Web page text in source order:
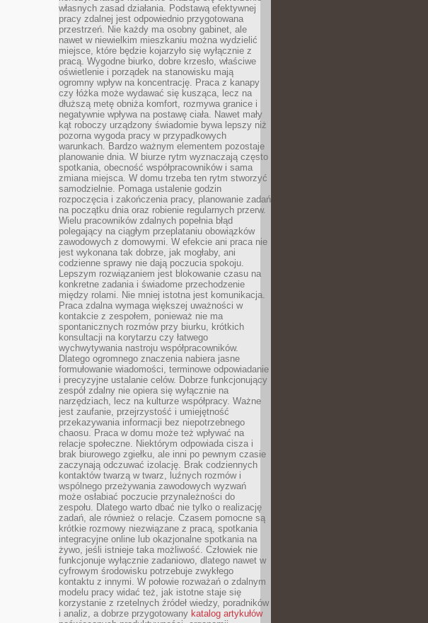
własnych zasad działania. Podstawą efektywnej
pracy zdalnej jest odpowiednio przygotowana
przestrzeń. Nie każdy ma osobny gabinet, ale
nawet w niewielkim mieszkaniu można wydzielić
miejsce, które będzie kojarzyło się wyłącznie z
pracą. Wygodne biurko, dobre krzesło, właściwe
oświetlenie i porządek na stanowisku mają
ogromny wpływ na koncentrację. Praca z kanapy
czy łóżka może wydawać się kusząca, lecz na
dłuższą metę obniża komfort, rozmywa granice i
negatywnie wpływa na postawę ciała. Nawet mały
kąt roboczy urządzony świadomie bywa lepszy niż
pozorna wygoda pracy w przypadkowych
warunkach. Bardzo ważnym elementem pozostaje
planowanie dnia. W biurze rytm wyznaczają często
spotkania, obecność współpracowników i sama
zmiana miejsca. W domu trzeba ten rytm stworzyć
samodzielnie. Pomaga ustalenie godzin
rozpoczęcia i zakończenia pracy, planowanie zadań
na początku dnia oraz robienie regularnych przerw.
Wielu pracowników zdalnych popełnia błąd
polegający na ciągłym przeplataniu obowiązków
zawodowych z domowymi. W efekcie ani praca nie
jest wykonana tak dobrze, jak mogłaby, ani
codzienne sprawy nie dają poczucia spokoju.
Lepszym rozwiązaniem jest blokowanie czasu na
konkretne zadania i świadome przechodzenie
między rolami. Nie mniej istotna jest komunikacja.
Praca zdalna wymaga większej uważności w
kontakcie z zespołem, ponieważ nie ma
spontanicznych rozmów przy biurku, krótkich
konsultacji na korytarzu czy łatwego
wychwytywania nastroju współpracowników.
Dlatego ogromnego znaczenia nabiera jasne
formułowanie wiadomości, terminowe odpowiadanie
i precyzyjne ustalanie celów. Dobrze funkcjonujący
zespół zdalny nie opiera się wyłącznie na
narzędziach, lecz na kulturze współpracy. Ważne
jest zaufanie, przejrzystość i umiejętność
przekazywania informacji bez niepotrzebnego
chaosu. Praca w domu może też wpływać na
relacje społeczne. Niektórym odpowiada cisza i
brak biurowego zgiełku, ale inni po pewnym czasie
zaczynają odczuwać izolację. Brak codziennych
kontaktów twarzą w twarz, luźnych rozmów i
wspólnego przeżywania zawodowych wyzwań
może osłabiać poczucie przynależności do
zespołu. Dlatego warto dbać nie tylko o realizację
zadań, ale również o relacje. Czasem pomocne są
krótkie rozmowy niezwiązane z pracą, spotkania
integracyjne online lub okazjonalne spotkania na
żywo, jeśli istnieje taka możliwość. Człowiek nie
funkcjonuje wyłącznie zadaniowo, dlatego nawet w
cyfrowym środowisku potrzebuje zwykłego
kontaktu z innymi. W połowie rozważań o zdalnym
modelu pracy widać też, jak istotne staje się
korzystanie z rzetelnych źródeł wiedzy, poradników
i analiz, a dobrze przygotowany katalog artykułów